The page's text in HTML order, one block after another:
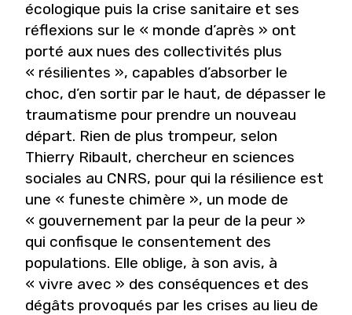
écologique puis la crise sanitaire et ses
réflexions sur le « monde d’après » ont
porté aux nues des collectivités plus
« résilientes », capables d’absorber le
choc, d’en sortir par le haut, de dépasser le
traumatisme pour prendre un nouveau
départ. Rien de plus trompeur, selon
Thierry Ribault, chercheur en sciences
sociales au CNRS, pour qui la résilience est
une « funeste chimère », un mode de
« gouvernement par la peur de la peur »
qui confisque le consentement des
populations. Elle oblige, à son avis, à
« vivre avec » des conséquences et des
dégâts provoqués par les crises au lieu de